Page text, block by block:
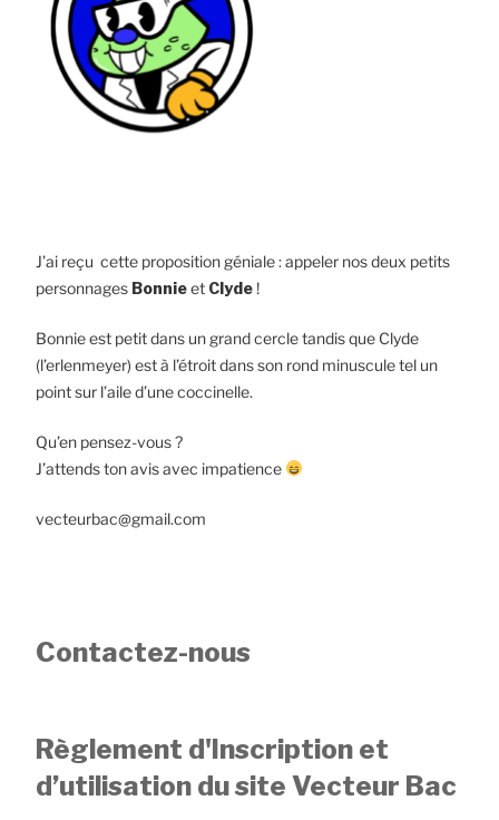
J’ai reçu cette proposition géniale : appeler nos deux petits
personnages Bonnieet Clyde !
Bonnie est petit dans un grand cercle tandis que Clyde
(l’erlenmeyer) est à l’étroit dans son rond minuscule tel un
point sur l’aile d’une coccinelle.
Qu’en pensez-vous ?
J’attends ton avis avec impatience
vecteurbac@gmail.com
Contactez-nous
Règlement d'Inscription et
d’utilisation du site Vecteur Bac